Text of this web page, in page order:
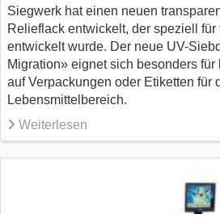
Siegwerk hat einen neuen
Relieflack entwickelt, der speziell
entwickelt wurde. Der neue UV-
Migration» eignet sich besonders
auf Verpackungen oder Etiketten für
Lebensmittelbereich.
Weiterlesen